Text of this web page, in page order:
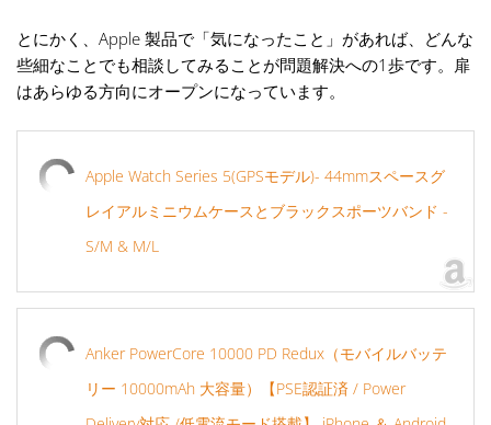
とにかく、Apple 製品で「気になったこと」があれば、どんな
些細なことでも相談してみることが問題解決への1歩です。扉
はあらゆる方向にオープンになっています。
Apple Watch Series 5(GPSモデル)- 44mmスペースグ
レイアルミニウムケースとブラックスポーツバンド -
S/M & M/L
Anker PowerCore 10000 PD Redux（モバイルバッテ
リー 10000mAh 大容量）【PSE認証済 / Power